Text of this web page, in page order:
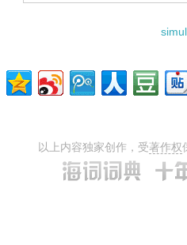
以上内容独家创作，受著作权